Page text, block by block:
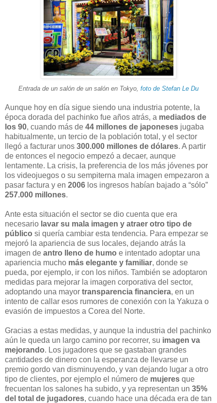
Entrada de un salón de un salón en Tokyo, foto de Stefan Le Du
Aunque hoy en día sigue siendo una industria potente, la
época dorada del pachinko fue años atrás, a mediados de
los 90, cuando más de 44 millones de japoneses jugaba
habitualmente, un tercio de la población total, y el sector
llegó a facturar unos 300.000 millones de dólares. A partir
de entonces el negocio empezó a decaer, aunque
lentamente. La crisis, la preferencia de los más jóvenes por
los videojuegos o su sempiterna mala imagen empezaron a
pasar factura y en 2006 los ingresos habían bajado a “sólo”
257.000 millones.
Ante esta situación el sector se dio cuenta que era
necesario lavar su mala imagen y atraer otro tipo de
público si quería cambiar esta tendencia. Para empezar se
mejoró la apariencia de sus locales, dejando atrás la
imagen de antro lleno de humo e intentado adoptar una
apariencia mucho más elegante y familiar, donde se
pueda, por ejemplo, ir con los niños. También se adoptaron
medidas para mejorar la imagen corporativa del sector,
adoptando una mayor transparencia financiera, en un
intento de callar esos rumores de conexión con la Yakuza o
evasión de impuestos a Corea del Norte.
Gracias a estas medidas, y aunque la industria del pachinko
aún le queda un largo camino por recorrer, su imagen va
mejorando. Los jugadores que se gastaban grandes
cantidades de dinero con la esperanza de llevarse un
premio gordo van disminuyendo, y van dejando lugar a otro
tipo de clientes, por ejemplo el número de mujeres que
frecuentan los salones ha subido, y ya representan un 35%
del total de jugadores, cuando hace una década era de tan